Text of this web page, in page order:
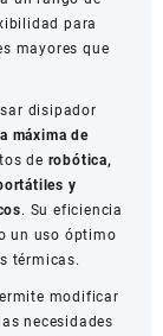
para
mayores que
disipador
máxima de
de robótica,
y
. Su eficiencia
un uso óptimo
térmicas.
modificar
necesidades